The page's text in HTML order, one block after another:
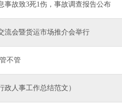
事故致3死1伤，事故调查报告公布
流会暨货运市场推介会举行
不管
人事工作总结范文）